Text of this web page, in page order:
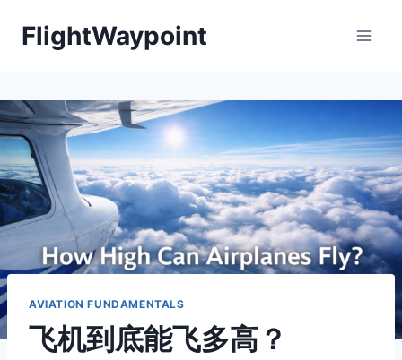
FlightWaypoint
AVIATION FUNDAMENTALS
飞机到底能飞多高？